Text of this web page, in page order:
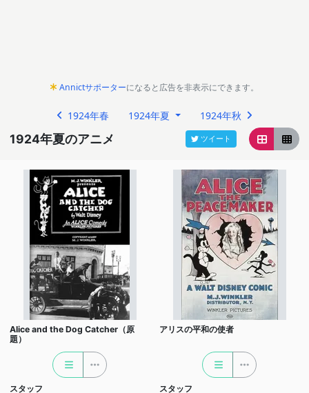
Annictサポーターになると広告を非表示にできます。
1924年春 1924年夏 1924年秋
1924年夏のアニメ ツイート
Alice and the Dog Catcher（原
題）
スタッフ
アリスの平和の使者
スタッフ